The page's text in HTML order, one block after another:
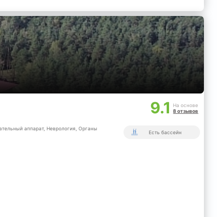
9.1
На основе
8 отзывов
аппарат, Неврология, Органы
Есть бассейн